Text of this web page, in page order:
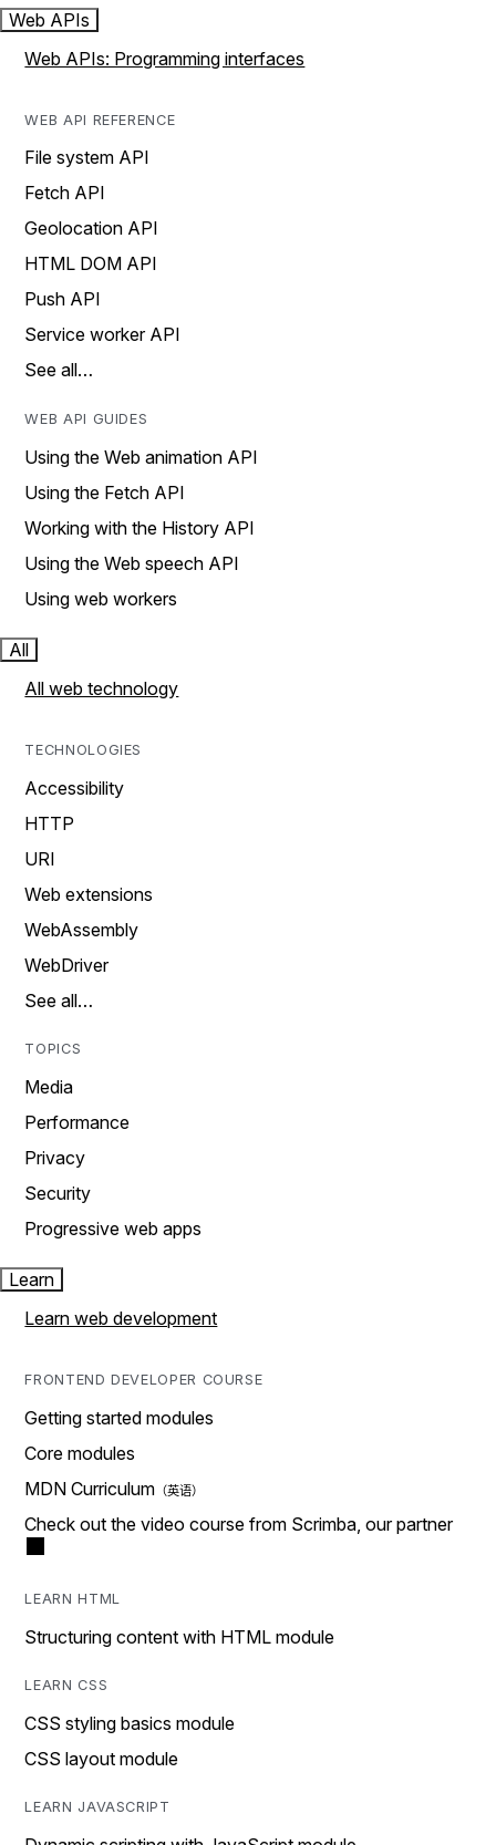
Web APIs
Web APIs: Programming interfaces
WEB API REFERENCE
File system API
Fetch API
Geolocation API
HTML DOM API
Push API
Service worker API
See all…
WEB API GUIDES
Using the Web animation API
Using the Fetch API
Working with the History API
Using the Web speech API
Using web workers
All
All web technology
TECHNOLOGIES
Accessibility
HTTP
URI
Web extensions
WebAssembly
WebDriver
See all…
TOPICS
Media
Performance
Privacy
Security
Progressive web apps
Learn
Learn web development
FRONTEND DEVELOPER COURSE
Getting started modules
Core modules
MDN Curriculum
Check out the video course from Scrimba, our partner
LEARN HTML
Structuring content with HTML module
LEARN CSS
CSS styling basics module
CSS layout module
LEARN JAVASCRIPT